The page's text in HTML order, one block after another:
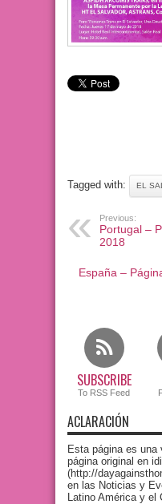
Tagged with: EL
Previous:
Portugal –
2018
España –
SUBSCRIBE
To RSS Feed
ACLARACIÓN
Esta página es una
página original en
(http://
en las Noticias y
Latino América y el